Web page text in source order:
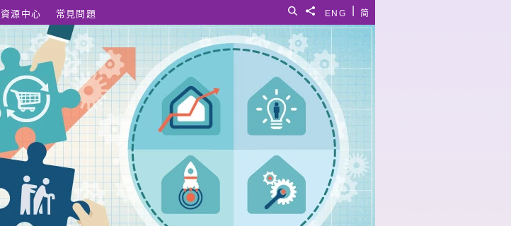
简
ENG
分享給
搜尋
資源中心 常見問題